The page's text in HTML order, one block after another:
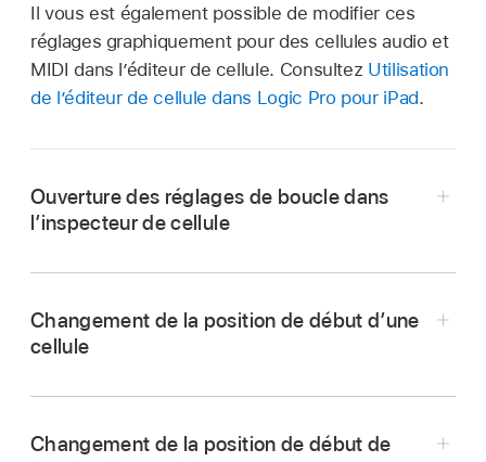
Il vous est également possible de modifier ces
réglages graphiquement pour des cellules audio et
MIDI dans l’éditeur de cellule. Consultez Utilisation
de l’éditeur de cellule dans Logic Pro pour iPad.
Ouverture des réglages de boucle dans
l’inspecteur de cellule
Changement de la position de début d’une
cellule
l’une des opérations suivantes :
Changement de la position de début de